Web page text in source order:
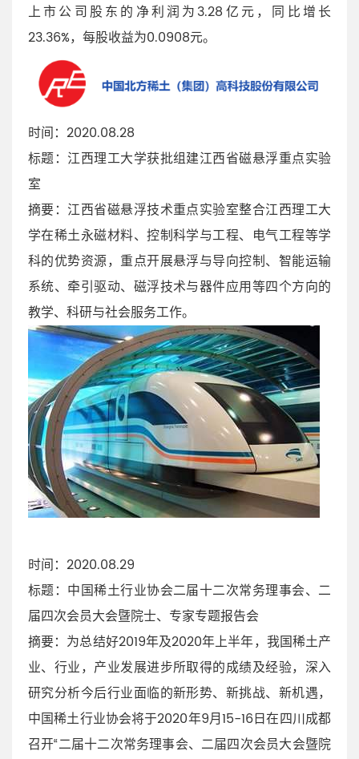
上市公司股东的净利润为3.28亿元，同比增长
23.36%，每股收益为0.0908元。
时间：2020.08.28
标题：江西理工大学获批组建江西省磁悬浮重点实验
室
摘要：江西省磁悬浮技术重点实验室整合江西理工大
学在稀土永磁材料、控制科学与工程、电气工程等学
科的优势资源，重点开展悬浮与导向控制、智能运输
系统、牵引驱动、磁浮技术与器件应用等四个方向的
教学、科研与社会服务工作。
时间：2020.08.29
标题：中国稀土行业协会二届十二次常务理事会、二
届四次会员大会暨院士、专家专题报告会
摘要：为总结好2019年及2020年上半年，我国稀土产
业、行业，产业发展进步所取得的成绩及经验，深入
研究分析今后行业面临的新形势、新挑战、新机遇，
中国稀土行业协会将于2020年9月15-16日在四川成都
召开“二届十二次常务理事会、二届四次会员大会暨院